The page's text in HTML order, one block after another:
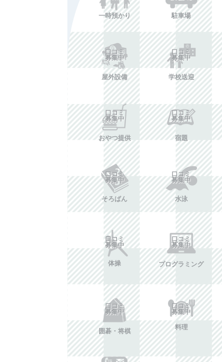
一時預かり 駐車場
口コミ
募集中
屋外設備
口コミ
募集中
学校送迎
口コミ
募集中
おやつ提供
口コミ
募集中
宿題
口コミ
募集中
そろばん
口コミ
募集中
水泳
口コミ
募集中
体操
口コミ
募集中
プログラミング
口コミ
募集中
囲碁・将棋
口コミ
募集中
料理